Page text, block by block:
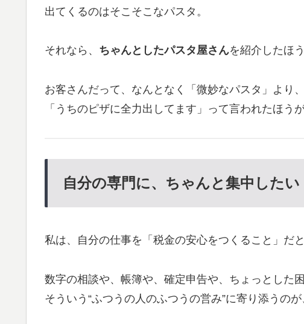
出てくるのはそこそこなパスタ。
それなら、 ちゃんとしたパスタ屋さんを紹介したほ
お客さんだって、なんとなく「微妙なパスタ」より、
「うちのピザに全力出してます」って言われたほう
自分の専門に、ちゃんと集中したい
私は、自分の仕事を「税金の安心をつくること」だ
数字の相談や、帳簿や、確定申告や、ちょっとした困
そういう“ふつうの人のふつうの営み”に寄り添うのが